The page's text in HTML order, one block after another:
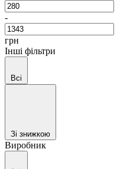
-
грн
Інші фільтри
Всі
Зі знижкою
Виробник